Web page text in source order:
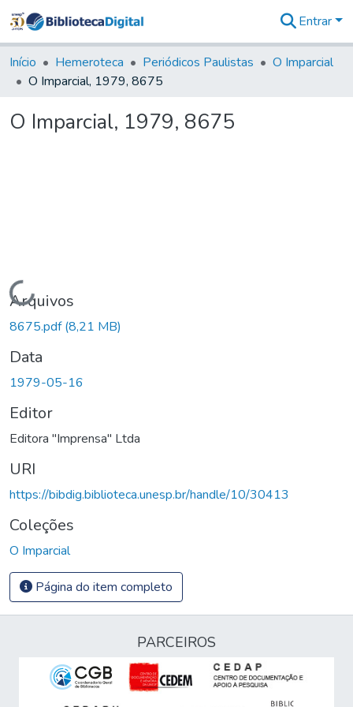
&
Coleções
Tudo na
Digital
Entrar
Início Hemeroteca Periódicos Paulistas
O Imparcial
O Imparcial, 1979, 8675
O Imparcial, 1979, 8675
Carregando...
Arquivos
8675.pdf(8,21 MB)
Data
1979-05-16
Editor
Editora "Imprensa" Ltda
URI
https://bibdig.biblioteca.unesp.br/handle/10/30413
Coleções
O Imparcial
Página do item completo
PARCEIROS